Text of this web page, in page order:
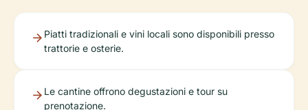
Piatti tradizionali e vini locali sono disponibili presso
trattorie e osterie.
Le cantine offrono degustazioni e tour su
prenotazione.